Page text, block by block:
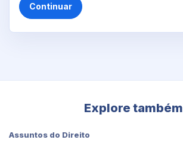
Continuar
Explore também
Assuntos do Direito